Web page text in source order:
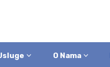
O Nama